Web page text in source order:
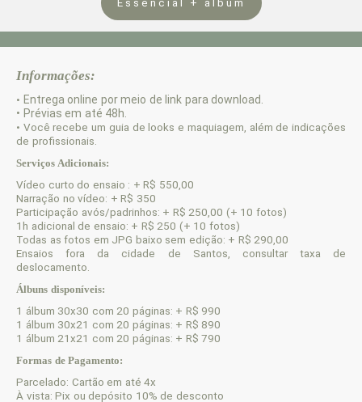
Essencial + álbum
Informações:
• Entrega online por meio de link para download.
• Prévias em até 48h.
• Você recebe um guia de looks e maquiagem, além de indicações
de profissionais.
Serviços Adicionais:
Vídeo curto do ensaio : + R$ 550,00
Narração no vídeo: + R$ 350
Participação avós/padrinhos: + R$ 250,00 (+ 10 fotos)
1h adicional de ensaio: + R$ 250 (+ 10 fotos)
Todas as fotos em JPG baixo sem edição: + R$ 290,00
Ensaios fora da cidade de Santos, consultar taxa de
deslocamento.
Álbuns disponíveis:
1 álbum 30x30 com 20 páginas: + R$ 990
1 álbum 30x21 com 20 páginas: + R$ 890
1 álbum 21x21 com 20 páginas: + R$ 790
Formas de Pagamento:
Parcelado: Cartão em até 4x
À vista: Pix ou depósito 10% de desconto